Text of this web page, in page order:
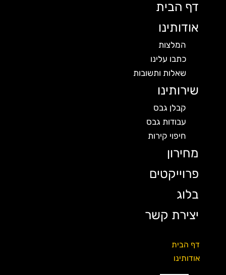
דף הבית
אודותינו
המלצות
כתבו עלינו
שאלות ותשובות
שירותינו
קבלן גבס
עבודות גבס
חיפוי קירות
מחירון
פרוייקטים
בלוג
יצירת קשר
דף הבית
אודותינו